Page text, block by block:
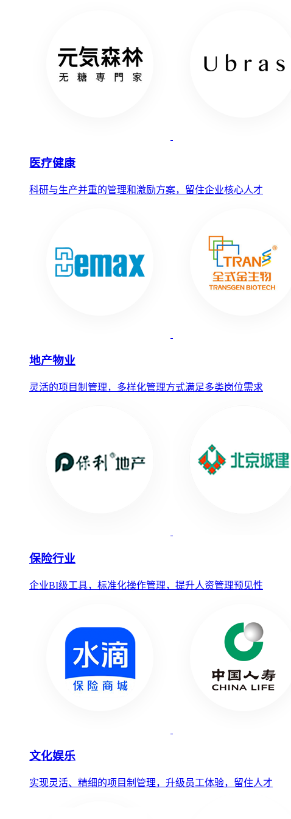
医疗健康
科研与生产并重的管理和激励方案，留住企业核心人才
地产物业
灵活的项目制管理，多样化管理方式满足多类岗位需求
保险行业
企业BI级工具，标准化操作管理，提升人资管理预见性
文化娱乐
实现灵活、精细的项目制管理，升级员工体验，留住人才